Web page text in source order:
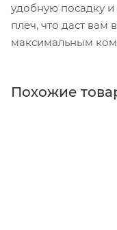
удобную посадку
плеч, что даст вам
максимальным
Похожие